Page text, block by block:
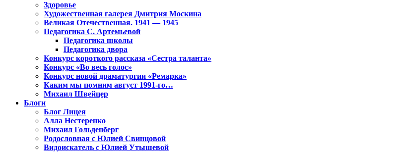
Здоровье
Художественная галерея Дмитрия Москина
Великая Отечественная. 1941 — 1945
Педагогика С. Артемьевой
Педагогика школы
Педагогика двора
Конкурс короткого рассказа «Сестра таланта»
Конкурс «Во весь голос»
Конкурс новой драматургии «Ремарка»
Каким мы помним август 1991-го…
Михаил Швейцер
Блоги
Блог Лицея
Алла Нестеренко
Михаил Гольденберг
Родословная с Юлией Свинцовой
Видоискатель с Юлией Утышевой